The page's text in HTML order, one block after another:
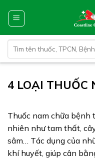
kiếm:
4 LOẠI THUỐC
Thuốc nam chữa bệnh
nhiên như tam thất,
sâm… Tác dụng của
khí huyết, giúp cân